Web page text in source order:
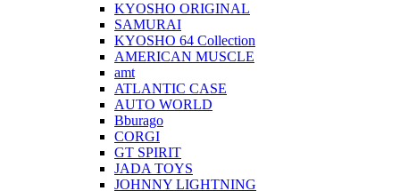
KYOSHO ORIGINAL
SAMURAI
KYOSHO 64 Collection
AMERICAN MUSCLE
amt
ATLANTIC CASE
AUTO WORLD
Bburago
CORGI
GT SPIRIT
JADA TOYS
JOHNNY LIGHTNING